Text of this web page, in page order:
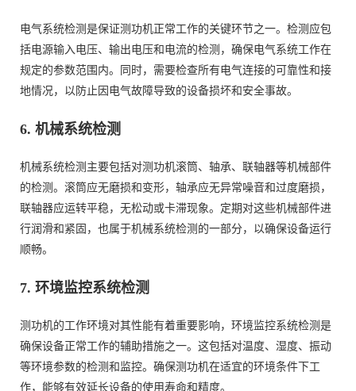
电气系统检测是保证测功机正常工作的关键环节之一。检测应包
括电源输入电压、输出电压和电流的检测，确保电气系统工作在
规定的参数范围内。同时，需要检查所有电气连接的可靠性和接
地情况，以防止因电气故障导致的设备损坏和安全事故。
6. 机械系统检测
机械系统检测主要包括对测功机滚筒、轴承、联轴器等机械部件
的检测。滚筒应无磨损和变形，轴承应无异常噪音和过度磨损，
联轴器应运转平稳，无松动或卡滞现象。定期对这些机械部件进
行润滑和紧固，也属于机械系统检测的一部分，以确保设备运行
顺畅。
7. 环境监控系统检测
测功机的工作环境对其性能有着重要影响，环境监控系统检测是
确保设备正常工作的辅助措施之一。这包括对温度、湿度、振动
等环境参数的检测和监控。确保测功机在适宜的环境条件下工
作，能够有效延长设备的使用寿命和精度。